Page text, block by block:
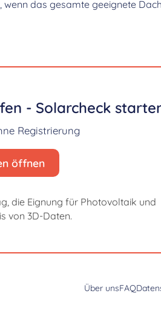
das gesamte geeignete
- Solarcheck
Registrierung
öffnen
die Eignung für Photovoltaik und
von 3D-Daten.
Über unsFAQ